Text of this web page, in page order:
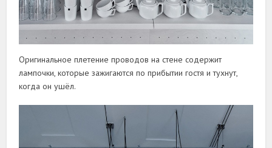
Оригинальное плетение проводов на стене содержит
лампочки, которые зажигаются по прибытии гостя и тухнут,
когда он ушёл.